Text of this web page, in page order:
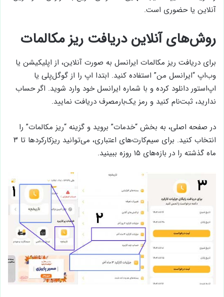
آنلاین یا حضوری است.
روش‌های آنلاین دریافت ریز مکالمات
برای دریافت ریز مکالمات ایرانسل به صورت آنلاین، از اپلیکیشن یا
وب‌اپ “ایرانسل من” استفاده کنید. ابتدا اپ را از گوگل‌پلی یا
اپ‌استور دانلود کرده و با شماره ایرانسل خود وارد شوید. اگر حساب
ندارید، ثبت‌نام کنید و رمز یک‌بارمصرف دریافت نمایید.
در صفحه اصلی، به بخش “خدمات” بروید و گزینه “ریز مکالمات” را
انتخاب کنید. برای سیم‌کارت‌های اعتباری، می‌توانید ریزکارکردها تا ۳
ماه گذشته را در بازه‌های ۱۵ روزه ببینید.